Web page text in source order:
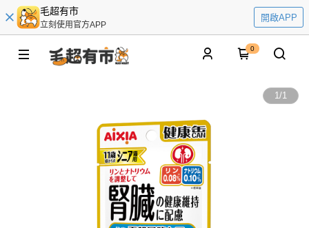
毛超有市
立刻使用官方APP
開啟APP
0
1/1